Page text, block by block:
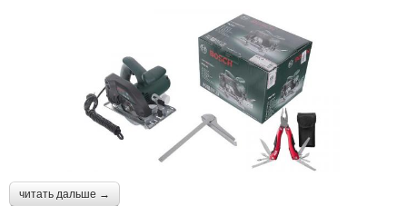
читать дальше →